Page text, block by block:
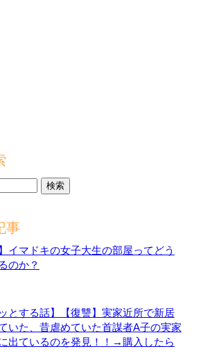
事
】イマドキの女子大生の部屋ってどう
のか？
ッとする話】【復讐】実家近所で新居
いた、昔虐めていた首謀者A子の実家
出ているのを発見！！→購入したら